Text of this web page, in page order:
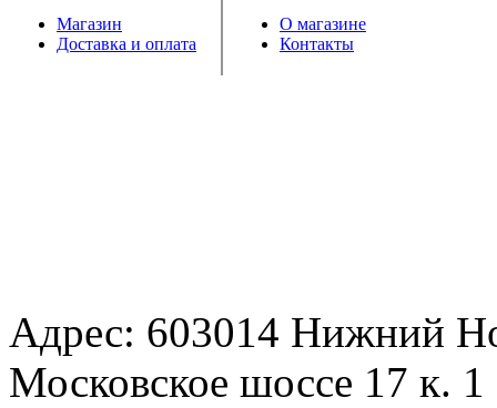
Магазин
Доставка и оплата
О магазине
Контакты
Адрес: 603014 Нижний
Московское шоссе 17 к.